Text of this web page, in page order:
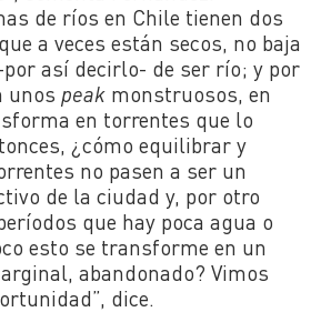
de ríos en Chile tienen dos
a veces están secos, no baja
así decirlo- de ser río; y por
unos peak monstruosos, en
en torrentes que lo
¿cómo equilibrar y
no pasen a ser un
de la ciudad y, por otro
que hay poca agua o
esto se transforme en un
abandonado? Vimos
dice.